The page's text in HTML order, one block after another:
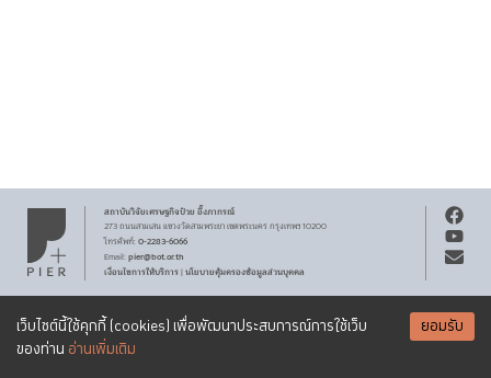
เว็บไซต์นี้ใช้คุกกี้ (cookies) เพื่อพัฒนาประสบการณ์การใช้เว็บ
ของท่าน อ่านเพิ่มเติม
ยอมรับ
สถาบันวิจัยเศรษฐกิจป๋วย อึ๊งภากรณ์
273 ถนนสามเสนแขวงวัดสามพระยาเขตพระนครกรุงเทพฯ 10200
โทรศัพท์: 0-2283-6066
Email: pier@bot.or.th
เงื่อนไขการให้บริการ|นโยบายคุ้มครองข้อมูลส่วนบุคคล
เอกสารเผยแพร่ทุกชิ้นสงวนสิทธิ์ภายใต้สัญญาอนุญาตCreative Commons
Attribution-NonCommercial-ShareAlike 3.0 Unported license SUBSCRIBE